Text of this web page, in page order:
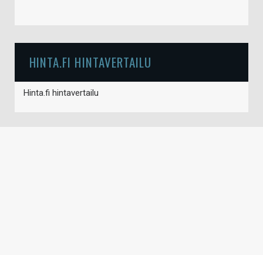
HINTA.FI HINTAVERTAILU
Hinta.fi hintavertailu